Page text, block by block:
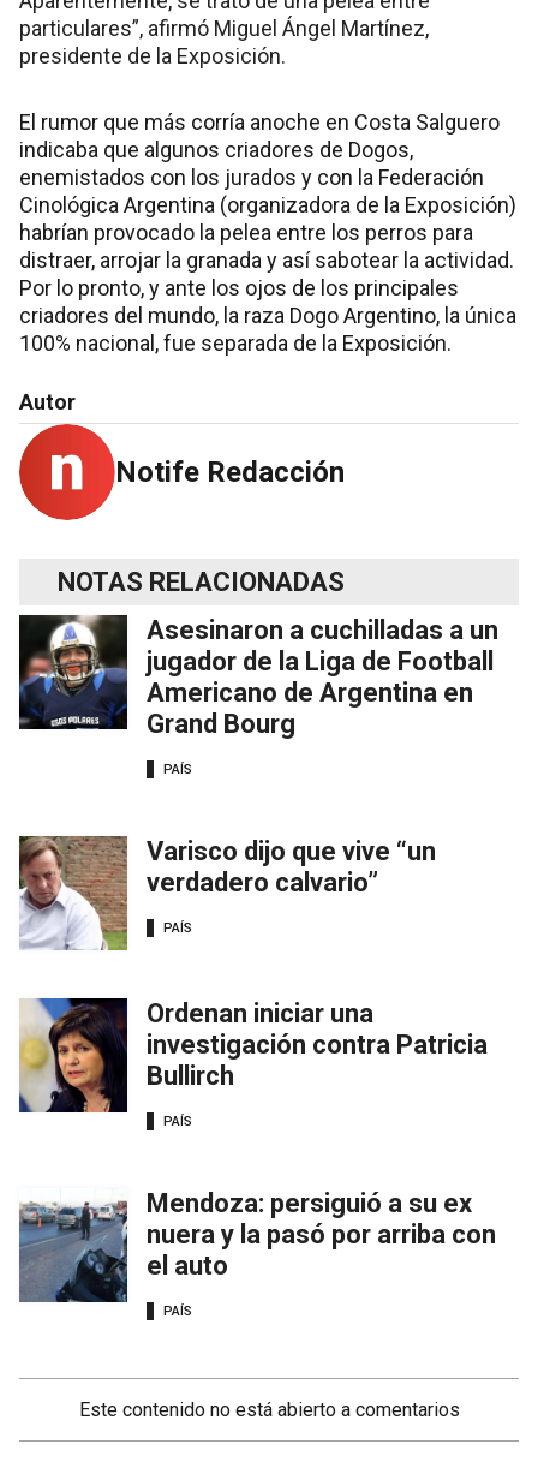
particulares”, afirmó Miguel Ángel Martínez,
presidente de la Exposición.
El rumor que más corría anoche en Costa Salguero
indicaba que algunos criadores de Dogos,
enemistados con los jurados y con la Federación
Cinológica Argentina (organizadora de la Exposición)
habrían provocado la pelea entre los perros para
distraer, arrojar la granada y así sabotear la actividad.
Por lo pronto, y ante los ojos de los principales
criadores del mundo, la raza Dogo Argentino, la única
100% nacional, fue separada de la Exposición.
Autor
Notife Redacción
NOTAS RELACIONADAS
Asesinaron a cuchilladas a un
jugador de la Liga de Football
Americano de Argentina en
Grand Bourg
PAÍS
Varisco dijo que vive “un
verdadero calvario”
PAÍS
Ordenan iniciar una
investigación contra Patricia
Bullirch
PAÍS
Mendoza: persiguió a su ex
nuera y la pasó por arriba con
el auto
PAÍS
Este contenido no está abierto a comentarios